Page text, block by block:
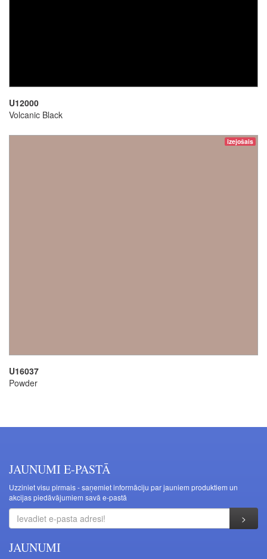
U12000
Volcanic Black
izejošais
U16037
Powder
JAUNUMI E-PASTĀ
Uzziniet visu pirmais - saņemiet informāciju par jauniem produktiem un
akcijas piedāvājumiem savā e-pastā
JAUNUMI